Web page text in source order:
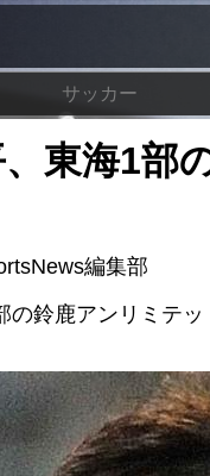
サッカー
東海1部
編集部
の鈴鹿アンリミテ